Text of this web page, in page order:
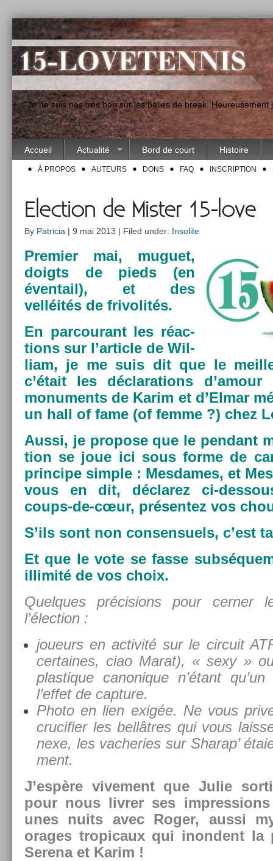
"Je ne suis pas très bon sur les balles de break.
Accueil Actualité Bord de court Histoire
À PROPOS AUTEURS DONS FAQ INSCRIPTION
Election de Mister 15-love
By Patricia | 9 mai 2013 | Filed under: Insolite
Pre­mi­er mai, muguet,
doigts de pieds (en
éven­tail), et des
velléités de frivolités.
En par­courant les réac­
tions sur l’ar­ticle de Wil­
liam, je me suis dit que le
c’était les déclara­tions
monu­ments de Karim et d’Elmar
un hall of fame (of femme ?) chez
Aussi, je pro­pose que le pen­dant
tion se joue ici sous forme de
prin­cipe sim­ple : Mes­dames, et
vous en dit, déclarez ci-
coups-de-cœur, présen­tez vos
S’ils sont non con­sen­suels, c’est
Et que le vote se fasse
il­limité de vos choix.
Quel­ques précis­ions pour cern­er
l’élec­tion :
joueurs en ac­tivité sur le cir­cuit
cer­taines, ciao Marat), « sexy »
plas­tique canonique n’étant
l’effet de cap­ture.
Photo en lien exigée. Ne vous
crucifi­er les bellâtres qui vous
nexe, les vac­he­ries sur Sharap’
ment.
J’espère vive­ment que Julie
pour nous li­vr­er ses
unes nuits avec Roger, aussi
orages tropicaux qui in­on­dent la
Serena et Karim !